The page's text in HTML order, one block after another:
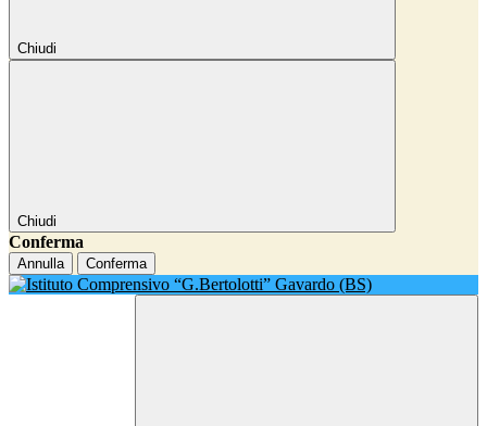
Chiudi
Chiudi
Conferma
Annulla Conferma